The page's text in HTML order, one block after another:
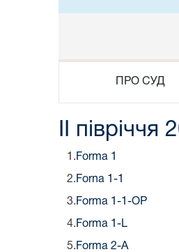
ПРО СУД
ІI
1. Forma 1
2. Forna 1-1
3. Forma 1-1-OP
4. Forma 1-L
5. Forma 2-A